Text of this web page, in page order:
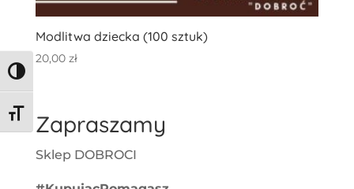
Toggle High Contrast
Toggle Font size
Modlitwa dziecka (100 sztuk)
20,00 zł
Zapraszamy
Sklep DOBROCI